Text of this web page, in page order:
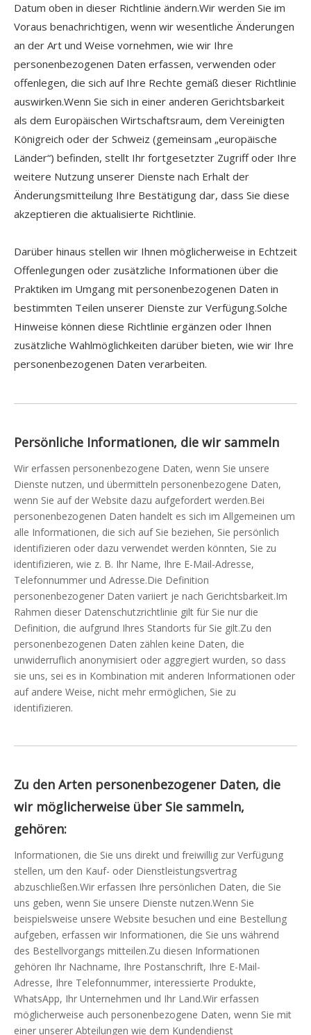
Datum oben in dieser Richtlinie ändern.Wir werden Sie im
Voraus benachrichtigen, wenn wir wesentliche Änderungen
an der Art und Weise vornehmen, wie wir Ihre
personenbezogenen Daten erfassen, verwenden oder
offenlegen, die sich auf Ihre Rechte gemäß dieser Richtlinie
auswirken.Wenn Sie sich in einer anderen Gerichtsbarkeit
als dem Europäischen Wirtschaftsraum, dem Vereinigten
Königreich oder der Schweiz (gemeinsam „europäische
Länder“) befinden, stellt Ihr fortgesetzter Zugriff oder Ihre
weitere Nutzung unserer Dienste nach Erhalt der
Änderungsmitteilung Ihre Bestätigung dar, dass Sie diese
akzeptieren die aktualisierte Richtlinie.
Darüber hinaus stellen wir Ihnen möglicherweise in Echtzeit
Offenlegungen oder zusätzliche Informationen über die
Praktiken im Umgang mit personenbezogenen Daten in
bestimmten Teilen unserer Dienste zur Verfügung.Solche
Hinweise können diese Richtlinie ergänzen oder Ihnen
zusätzliche Wahlmöglichkeiten darüber bieten, wie wir Ihre
personenbezogenen Daten verarbeiten.
Persönliche Informationen, die wir sammeln
Wir erfassen personenbezogene Daten, wenn Sie unsere
Dienste nutzen, und übermitteln personenbezogene Daten,
wenn Sie auf der Website dazu aufgefordert werden.Bei
personenbezogenen Daten handelt es sich im Allgemeinen um
alle Informationen, die sich auf Sie beziehen, Sie persönlich
identifizieren oder dazu verwendet werden könnten, Sie zu
identifizieren, wie z. B. Ihr Name, Ihre E-Mail-Adresse,
Telefonnummer und Adresse.Die Definition
personenbezogener Daten variiert je nach Gerichtsbarkeit.Im
Rahmen dieser Datenschutzrichtlinie gilt für Sie nur die
Definition, die aufgrund Ihres Standorts für Sie gilt.Zu den
personenbezogenen Daten zählen keine Daten, die
unwiderruflich anonymisiert oder aggregiert wurden, so dass
sie uns, sei es in Kombination mit anderen Informationen oder
auf andere Weise, nicht mehr ermöglichen, Sie zu
identifizieren.
Zu den Arten personenbezogener Daten, die
wir möglicherweise über Sie sammeln,
gehören:
Informationen, die Sie uns direkt und freiwillig zur Verfügung
stellen, um den Kauf- oder Dienstleistungsvertrag
abzuschließen.Wir erfassen Ihre persönlichen Daten, die Sie
uns geben, wenn Sie unsere Dienste nutzen.Wenn Sie
beispielsweise unsere Website besuchen und eine Bestellung
aufgeben, erfassen wir Informationen, die Sie uns während
des Bestellvorgangs mitteilen.Zu diesen Informationen
gehören Ihr Nachname, Ihre Postanschrift, Ihre E-Mail-
Adresse, Ihre Telefonnummer, interessierte Produkte,
WhatsApp, Ihr Unternehmen und Ihr Land.Wir erfassen
möglicherweise auch personenbezogene Daten, wenn Sie mit
einer unserer Abteilungen wie dem Kundendienst